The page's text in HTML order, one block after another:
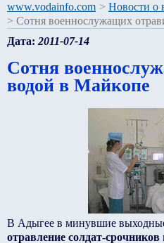
www.vodainfo.com > Новости о
> Сотня военнослужащих
Дата: 2011-07-14
Сотня
водой в Майкопе
В Адыгее в минувшие
отравление солдат-срочников